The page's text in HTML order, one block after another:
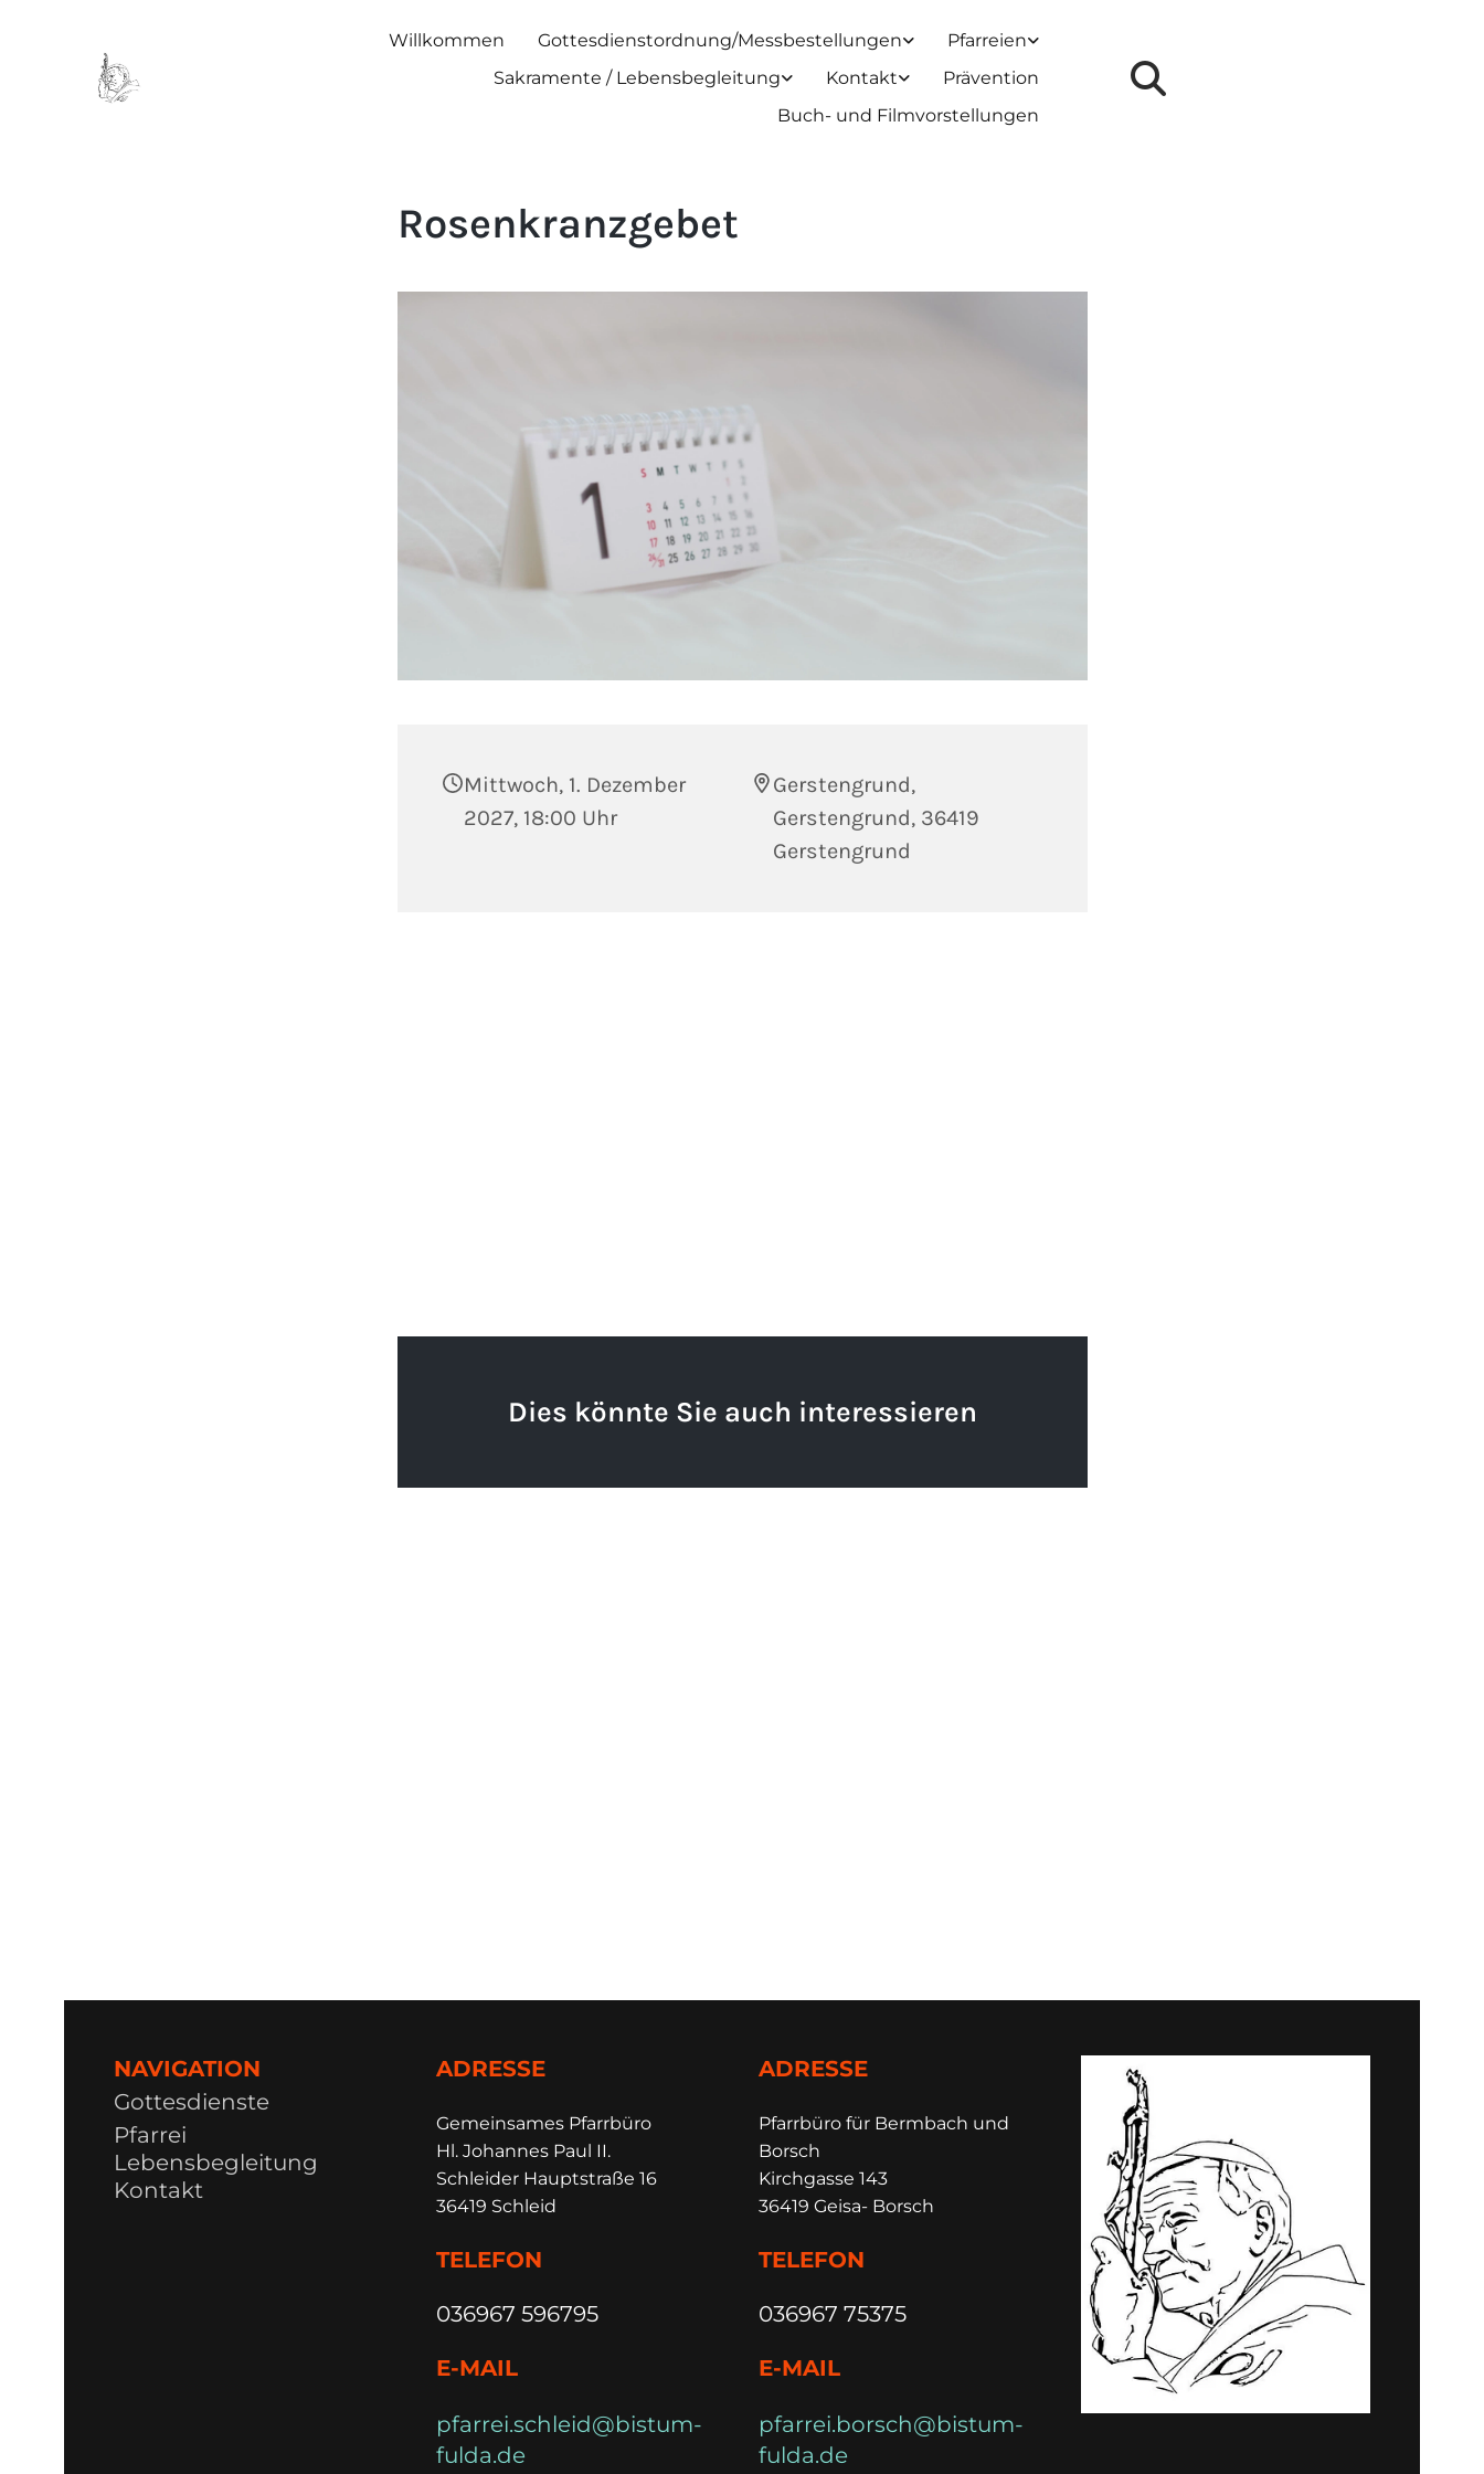
Willkommen Gottesdienstordnung/Messbestellungen
Pfarreien
Sakramente / Lebensbegleitung
Kontakt
Prävention
Buch- und Filmvorstellungen
Rosenkranzgebet
Mittwoch, 1. Dezember
2027, 18:00 Uhr
Gerstengrund,
Gerstengrund, 36419
Gerstengrund
Dies könnte Sie auch interessieren
NAVIGATION
Gottesdienste
Pfarrei
Lebensbegleitung
Kontakt
ADRESSE
Gemeinsames Pfarrbüro
Hl. Johannes Paul II.
Schleider Hauptstraße 16
36419 Schleid
TELEFON
036967 596795
E-MAIL
pfarrei.schleid@bistum-
fulda.de
ADRESSE
Pfarrbüro für Bermbach und
Borsch
Kirchgasse 143
36419 Geisa- Borsch
TELEFON
036967 75375
E-MAIL
pfarrei.borsch@bistum-
fulda.de